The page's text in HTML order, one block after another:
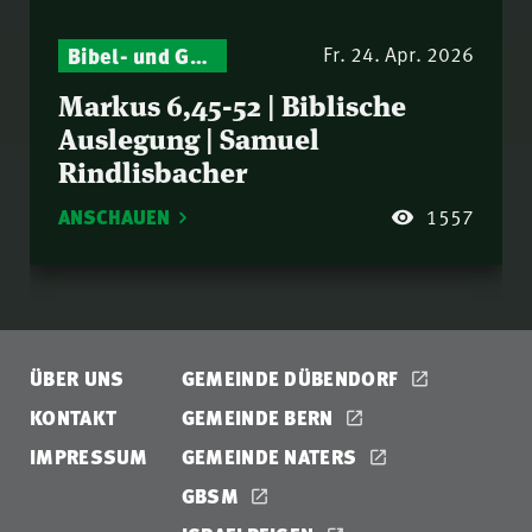
Bibel- und Gebetsstunde – Jeden Donnerstag neu: Vers-für-Vers-Auslegungen Fr. 24. Apr. 2026
Markus 6,45-52 | Biblische
Auslegung | Samuel
Rindlisbacher
ANSCHAUEN 1557
ÜBER UNS
KONTAKT
IMPRESSUM
GEMEINDE DÜBENDORF
GEMEINDE BERN
GEMEINDE NATERS
GBSM